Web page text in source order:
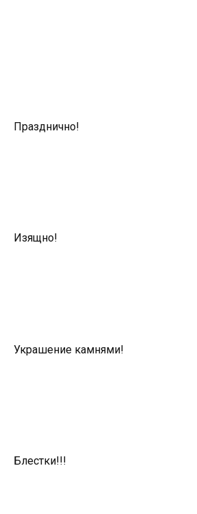
Празднично!
Изящно!
Украшение камнями!
Блестки!!!